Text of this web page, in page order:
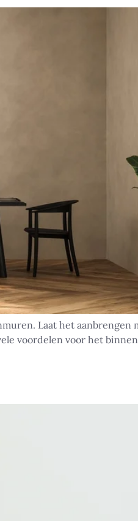
Laat het aanbrengen
voordelen voor het